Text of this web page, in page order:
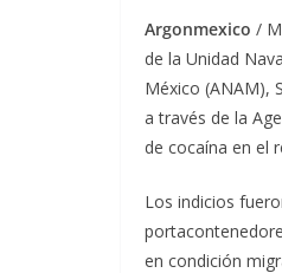
Argonmexico /
de la Unidad
México (ANAM),
a través de la
de cocaína en el
Los indicios
en condición